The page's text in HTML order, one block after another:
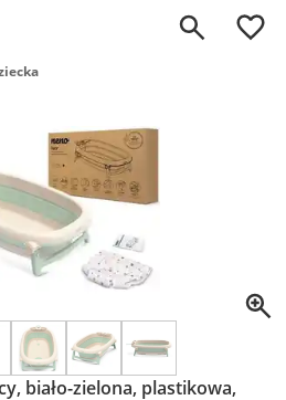
0
biało-zielona, plastikowa,